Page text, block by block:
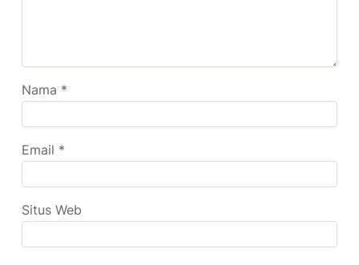
Nama *
Email *
Situs Web